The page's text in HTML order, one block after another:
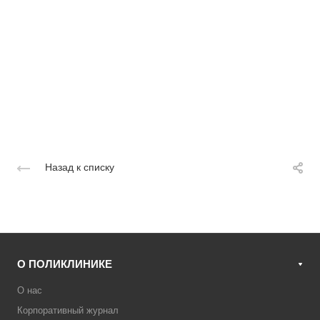
Назад к списку
О ПОЛИКЛИНИКЕ
О нас
Корпоративный журнал